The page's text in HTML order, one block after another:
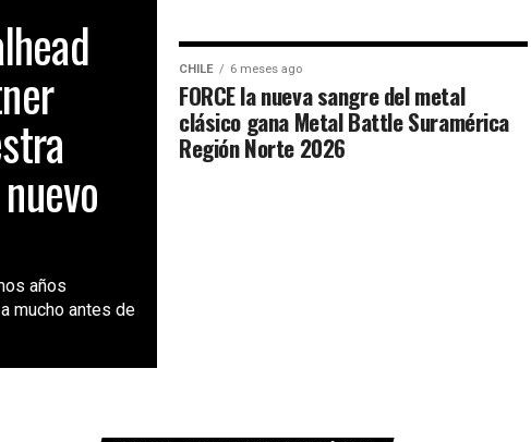
años
mucho antes de
CHILE 6 meses ago
FORCE la nueva sangre del metal
clásico gana Metal Battle Suramérica
Región Norte 2026